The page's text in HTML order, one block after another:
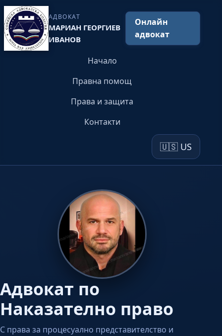
АДВОКАТ
МАРИАН ГЕОРГИЕВ
ИВАНОВ
Онлайн
адвокат
Начало
Правна помощ
Права и защита
Контакти
🇺🇸 US
Адвокат по
Наказателно право
С права за процесуално представителство и